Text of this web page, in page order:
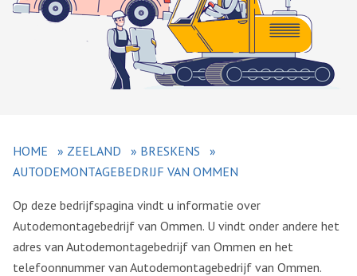
HOME » ZEELAND » BRESKENS
»
AUTODEMONTAGEBEDRIJF VAN OMMEN
Op deze bedrijfspagina vindt u informatie over
Autodemontagebedrijf van Ommen. U vindt onder andere het
adres van Autodemontagebedrijf van Ommen en het
telefoonnummer van Autodemontagebedrijf van Ommen.